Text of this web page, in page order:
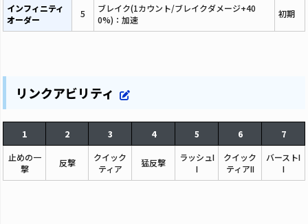
インフィニティ
オーダー
5
ブレイク(1カウント/ブレイクダメージ+40
0%)：加速
初期
リンクアビリティ
1 2 3 4 5 6
7
止めの一
撃
反撃
クイック
ティア
猛反撃
ラッシュI
I
クイック
ティアII
バーストI
I